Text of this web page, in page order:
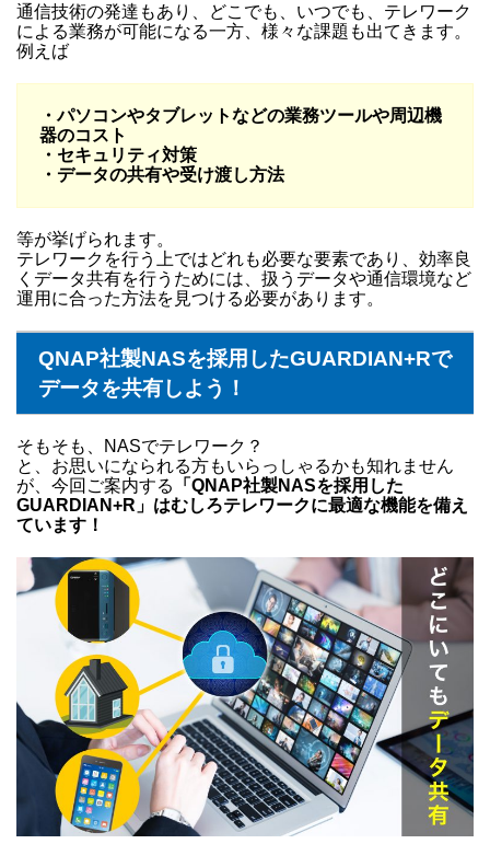
通信技術の発達もあり、どこでも、いつでも、テレワーク
による業務が可能になる一方、様々な課題も出てきます。
例えば
・パソコンやタブレットなどの業務ツールや周辺機
器のコスト
・セキュリティ対策
・データの共有や受け渡し方法
等が挙げられます。
テレワークを行う上ではどれも必要な要素であり、効率良
くデータ共有を行うためには、扱うデータや通信環境など
運用に合った方法を見つける必要があります。
QNAP社製NASを採用したGUARDIAN+Rで
データを共有しよう！
そもそも、NASでテレワーク？
と、お思いになられる方もいらっしゃるかも知れません
が、今回ご案内する
「QNAP社製NASを採用した
GUARDIAN+R」はむしろテレワークに最適な機能を備え
ています！